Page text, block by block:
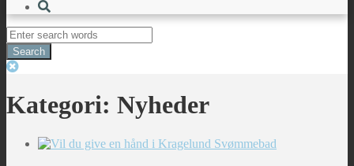
Search
for:
Kategori: Nyheder